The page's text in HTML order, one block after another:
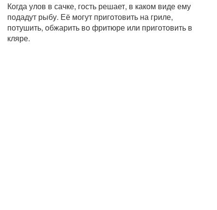
Когда улов в сачке, гость решает, в каком виде ему
подадут рыбу. Её могут приготовить на гриле,
потушить, обжарить во фритюре или приготовить в
кляре.